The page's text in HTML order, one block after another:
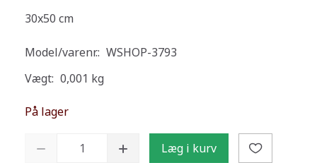
30x50 cm
Model/varenr.: WSHOP-3793
Vægt: 0,001 kg
På lager
Læg i kurv